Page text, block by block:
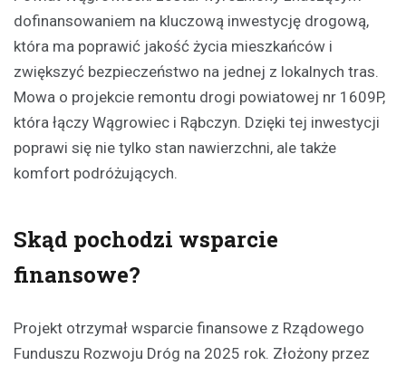
dofinansowaniem na kluczową inwestycję drogową,
która ma poprawić jakość życia mieszkańców i
zwiększyć bezpieczeństwo na jednej z lokalnych tras.
Mowa o projekcie remontu drogi powiatowej nr 1609P,
która łączy Wągrowiec i Rąbczyn. Dzięki tej inwestycji
poprawi się nie tylko stan nawierzchni, ale także
komfort podróżujących.
Skąd pochodzi wsparcie
finansowe?
Projekt otrzymał wsparcie finansowe z Rządowego
Funduszu Rozwoju Dróg na 2025 rok. Złożony przez